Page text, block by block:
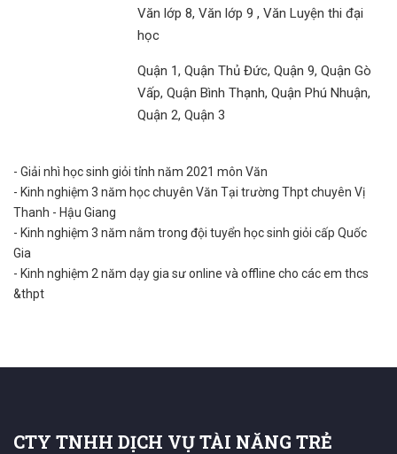
Văn lớp 8, Văn lớp 9 , Văn Luyện thi đại
học
Quận 1, Quận Thủ Đức, Quận 9, Quận Gò
Vấp, Quận Bình Thạnh, Quận Phú Nhuận,
Quận 2, Quận 3
- Giải nhì học sinh giỏi tỉnh năm 2021 môn Văn
- Kinh nghiệm 3 năm học chuyên Văn Tại trường Thpt chuyên Vị
Thanh - Hậu Giang
- Kinh nghiệm 3 năm nằm trong đội tuyển học sinh giỏi cấp Quốc
Gia
- Kinh nghiệm 2 năm dạy gia sư online và offline cho các em thcs
&thpt
CTY TNHH DỊCH VỤ TÀI NĂNG TRẺ